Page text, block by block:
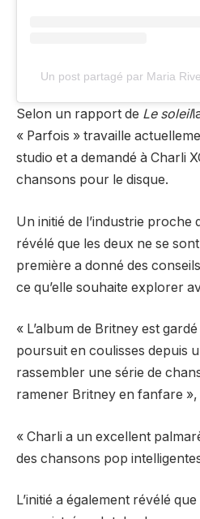
Un post partagé par Maria
Selon un rapport de Le soleil
« Parfois » travaille
studio et a demandé à Charli
chansons pour le disque.
Un initié de l’industrie proche
révélé que les deux ne se
première a donné des
ce qu’elle souhaite explorer
« L’album de Britney est
poursuit en coulisses depuis
rassembler une série de
ramener Britney en fanfare
« Charli a un excellent
des chansons pop
L’initié a également révélé